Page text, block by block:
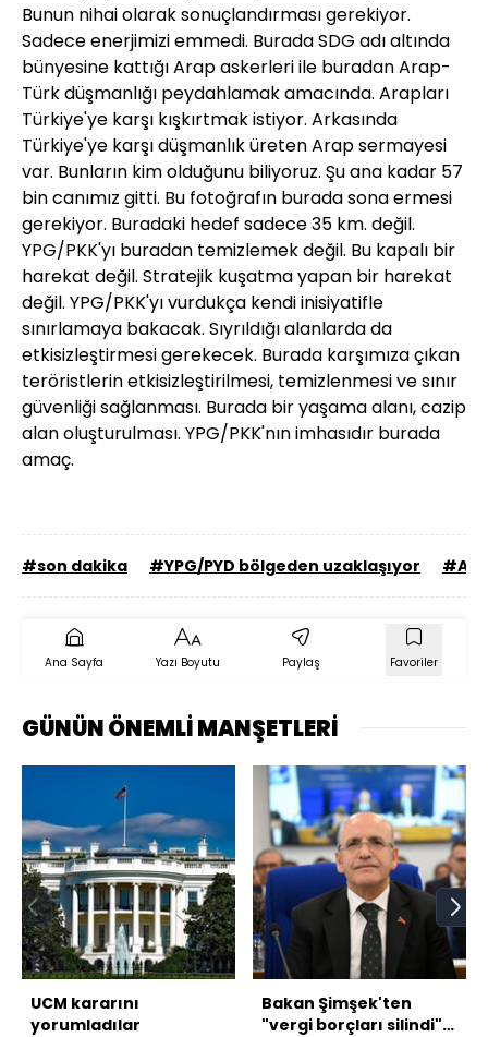
Bunun nihai olarak sonuçlandırması gerekiyor.
Sadece enerjimizi emmedi. Burada SDG adı altında
bünyesine kattığı Arap askerleri ile buradan Arap-
Türk düşmanlığı peydahlamak amacında. Arapları
Türkiye'ye karşı kışkırtmak istiyor. Arkasında
Türkiye'ye karşı düşmanlık üreten Arap sermayesi
var. Bunların kim olduğunu biliyoruz. Şu ana kadar 57
bin canımız gitti. Bu fotoğrafın burada sona ermesi
gerekiyor. Buradaki hedef sadece 35 km. değil.
YPG/PKK'yı buradan temizlemek değil. Bu kapalı bir
harekat değil. Stratejik kuşatma yapan bir harekat
değil. YPG/PKK'yı vurdukça kendi inisiyatifle
sınırlamaya bakacak. Sıyrıldığı alanlarda da
etkisizleştirmesi gerekecek. Burada karşımıza çıkan
teröristlerin etkisizleştirilmesi, temizlenmesi ve sınır
güvenliği sağlanması. Burada bir yaşama alanı, cazip
alan oluşturulması. YPG/PKK'nın imhasıdır burada
amaç.
#son dakika #YPG/PYD bölgeden uzaklaşıyor
Ana Sayfa Yazı Boyutu Paylaş Favoriler
GÜNÜN ÖNEMLİ MANŞETLERİ
UCM kararını
yorumladılar
Bakan Şimşek'ten
"vergi borçları silindi"